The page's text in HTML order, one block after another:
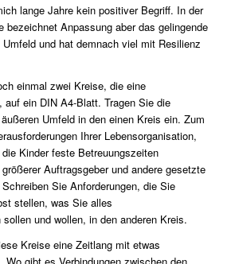
lange Jahre kein positiver Begriff. In der
bezeichnet Anpassung aber das gelingende
und hat demnach viel mit Resilienz
einmal zwei Kreise, die eine
auf ein DIN A4-Blatt. Tragen Sie die
Umfeld in den einen Kreis ein. Zum
Ihrer Lebensorganisation,
Kinder feste Betreuungszeiten
Auftragsgeber und andere gesetzte
Sie Anforderungen, die Sie
stellen, was Sie alles
und wollen, in den anderen Kreis.
Kreise eine Zeitlang mit etwas